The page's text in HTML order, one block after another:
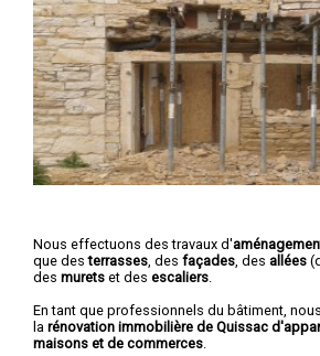
Nous effectuons des travaux d'
que desterrasses , des façades , des allées
des murets et des escaliers
En tant que professionnels du bâtiment,
la rénovation immobilière de Quissac
maisons et de commerces